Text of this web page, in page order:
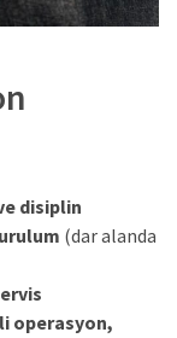
disiplin
(dar alanda
operasyon,